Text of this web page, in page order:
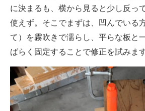
に決まるも、横から見ると少し反っ
使えず。そこでまずは、凹んでいる
て）を霧吹きで濡らし、平らな板と
ばらく固定することで修正を試みます